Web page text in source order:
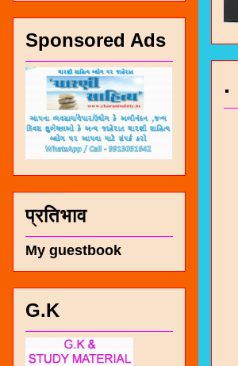
.
Sponsored Ads
प्रतिभाव
My guestbook
G.K